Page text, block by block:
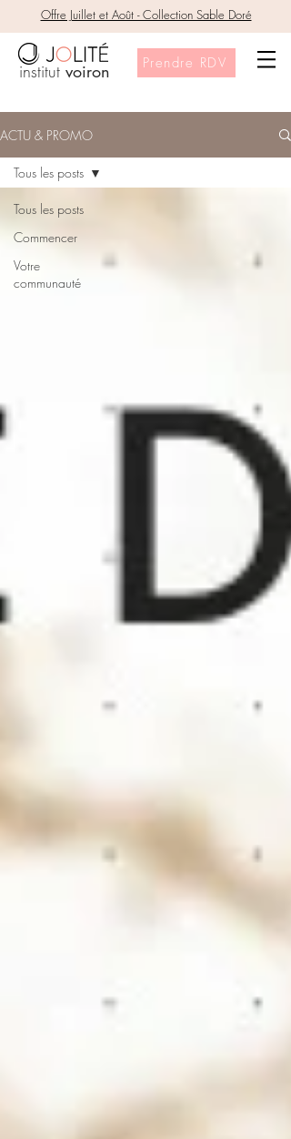
Offre Juillet et Août - Collection Sable Doré
institut voiron Prendre RDV
ACTU & PROMO
Tous les posts
Commencer
Votre
communauté
Tous les posts